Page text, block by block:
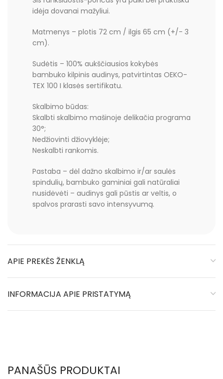
idėja dovanai mažyliui.
Matmenys – plotis 72 cm / ilgis 65 cm (+/- 3
cm).
Sudėtis – 100% aukščiausios kokybės
bambuko kilpinis audinys, patvirtintas OEKO-
TEX 100 I klasės sertifikatu.
Skalbimo būdas:
Skalbti skalbimo mašinoje delikačia programa
30°;
Nedžiovinti džiovyklėje;
Neskalbti rankomis.
Pastaba – dėl dažno skalbimo ir/ar saulės
spindulių, bambuko gaminiai gali natūraliai
nusidėvėti – audinys gali pūstis ar veltis, o
spalvos prarasti savo intensyvumą.
APIE PREKĖS ŽENKLĄ
INFORMACIJA APIE PRISTATYMĄ
PANAŠŪS PRODUKTAI